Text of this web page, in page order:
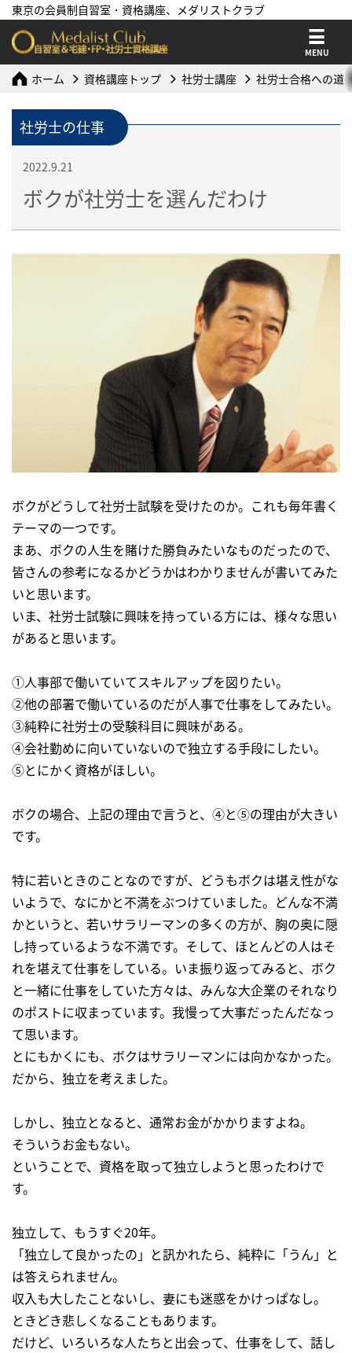
東京の会員制自習室・資格講座、メダリストクラブ
MENU
ホーム 資格講座トップ 社労士講座 社労士合格への道
社労士の仕事
2022.9.21
ボクが社労士を選んだわけ
ボクがどうして社労士試験を受けたのか。これも毎年書く
テーマの一つです。
まあ、ボクの人生を賭けた勝負みたいなものだったので、
皆さんの参考になるかどうかはわかりませんが書いてみた
いと思います。
いま、社労士試験に興味を持っている方には、様々な思い
があると思います。
①人事部で働いていてスキルアップを図りたい。
②他の部署で働いているのだが人事で仕事をしてみたい。
③純粋に社労士の受験科目に興味がある。
④会社勤めに向いていないので独立する手段にしたい。
⑤とにかく資格がほしい。
ボクの場合、上記の理由で言うと、④と⑤の理由が大きい
です。
特に若いときのことなのですが、どうもボクは堪え性がな
いようで、なにかと不満をぶつけていました。どんな不満
かというと、若いサラリーマンの多くの方が、胸の奥に隠
し持っているような不満です。そして、ほとんどの人はそ
れを堪えて仕事をしている。いま振り返ってみると、ボク
と一緒に仕事をしていた方々は、みんな大企業のそれなり
のポストに収まっています。我慢って大事だったんだなっ
て思います。
とにもかくにも、ボクはサラリーマンには向かなかった。
だから、独立を考えました。
しかし、独立となると、通常お金がかかりますよね。
そういうお金もない。
ということで、資格を取って独立しようと思ったわけで
す。
独立して、もうすぐ20年。
「独立して良かったの」と訊かれたら、純粋に「うん」と
は答えられません。
収入も大したことないし、妻にも迷惑をかけっぱなし。
ときどき悲しくなることもあります。
だけど、いろいろな人たちと出会って、仕事をして、話し